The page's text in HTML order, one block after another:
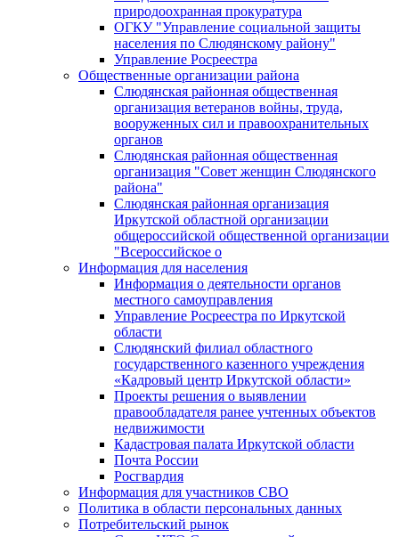
природоохранная прокуратура
ОГКУ "Управление социальной защиты
населения по Слюдянскому району"
Управление Росреестра
Общественные организации района
Слюдянская районная общественная
организация ветеранов войны, труда,
вооруженных сил и правоохранительных
органов
Слюдянская районная общественная
организация "Совет женщин Слюдянского
района"
Слюдянская районная организация
Иркутской областной организации
общероссийской общественной организации
"Всероссийское о
Информация для населения
Информация о деятельности органов
местного самоуправления
Управление Росреестра по Иркутской
области
Слюдянский филиал областного
государственного казенного учреждения
«Кадровый центр Иркутской области»
Проекты решения о выявлении
правообладателя ранее учтенных объектов
недвижимости
Кадастровая палата Иркутской области
Почта России
Росгвардия
Информация для участников СВО
Политика в области персональных данных
Потребительский рынок